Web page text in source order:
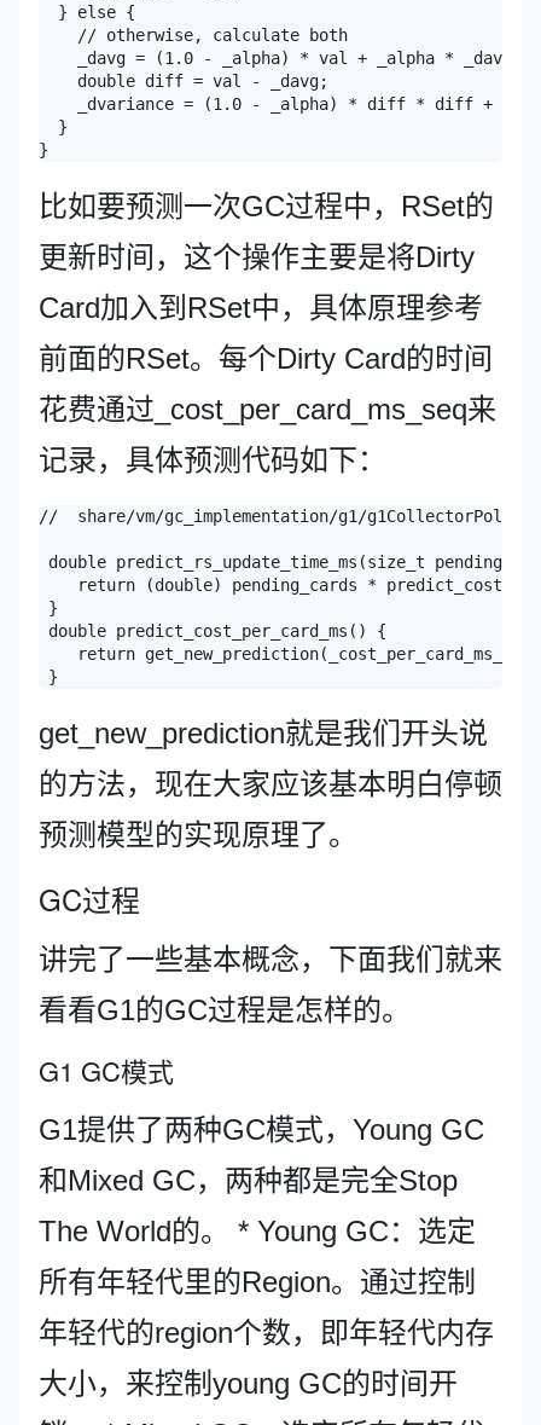
  } else {
    // otherwise, calculate both
    _davg = (1.0 - _alpha) * val + _alpha * _davg;
    double diff = val - _davg;
_dvariance = (1.0 - _alpha) * diff * diff +
  }
比如要预测一次GC过程中，RSet的
更新时间，这个操作主要是将Dirty
Card加入到RSet中，具体原理参考
前面的RSet。每个Dirty Card的时间
花费通过_cost_per_card_ms_seq来
记录，具体预测代码如下：
//  share/vm/gc_implementation/g1/
double predict_rs_update_time_ms(size_t
return (double) pending_cards *
}
double predict_cost_per_card_ms() {
return
get_new_prediction就是我们开头说
的方法，现在大家应该基本明白停顿
预测模型的实现原理了。
GC过程
讲完了一些基本概念，下面我们就来
看看G1的GC过程是怎样的。
G1 GC模式
G1提供了两种GC模式，Young GC
和Mixed GC，两种都是完全Stop
The World的。 * Young GC：选定
所有年轻代里的Region。通过控制
年轻代的region个数，即年轻代内存
大小，来控制young GC的时间开